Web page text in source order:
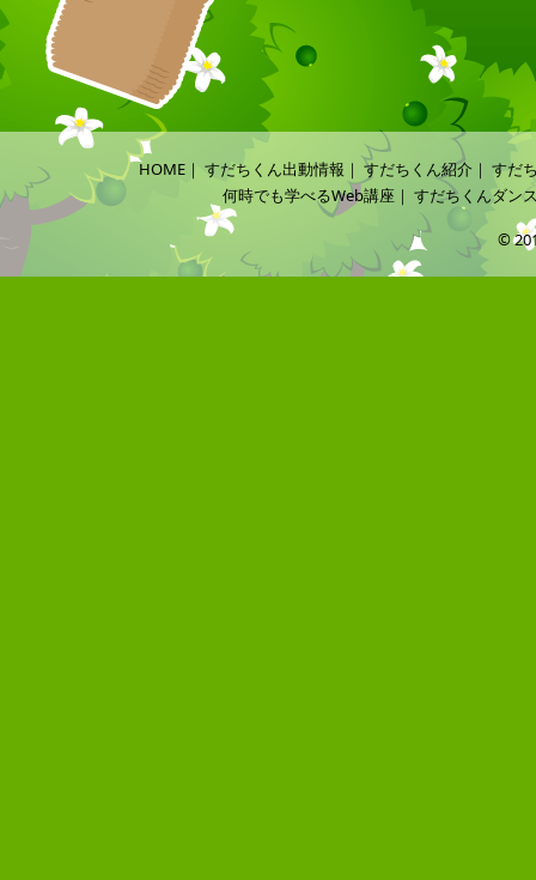
HOME ｜ すだちくん出動情報 ｜ すだちくん紹介 ｜ すだ
何時でも学べるWeb講座 ｜すだちくんダン
©